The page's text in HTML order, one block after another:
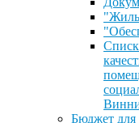
Бюджет для